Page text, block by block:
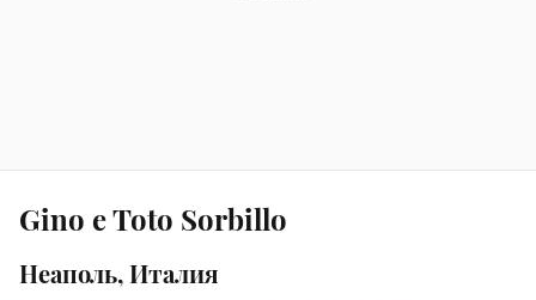
Gino e Toto Sorbillo
Неаполь, Италия